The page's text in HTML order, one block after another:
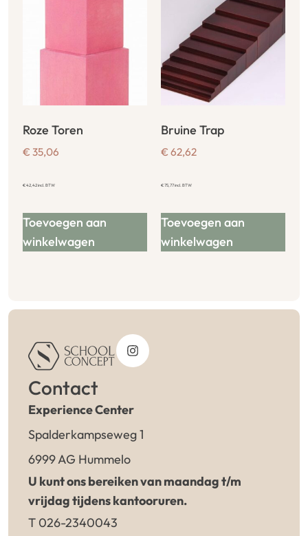
Roze Toren
€ 35,06
€42,42incl. BTW
Toevoegen aan
winkelwagen
Bruine Trap
€ 62,62
€75,77incl. BTW
Toevoegen aan
winkelwagen
Contact
Experience Center
Spalderkampseweg 1
6999 AG Hummelo
U kunt ons bereiken van maandag t/m
vrijdag tijdens kantooruren.
T 026-2340043